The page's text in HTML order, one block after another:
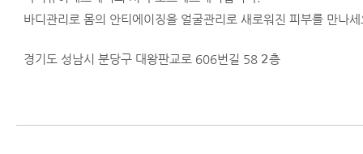
바디관리로 몸의 안티에이징을 얼굴관리로 새로워진 피부를 만나
경기도 성남시 분당구 대왕판교로 606번길 58 𝟤층